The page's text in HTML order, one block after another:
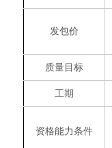
发包价
质量目标
工期
资格能力条件